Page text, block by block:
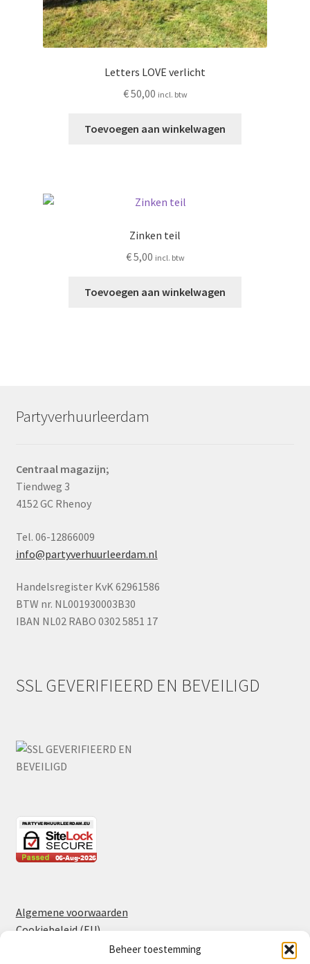
Beheer toestemming
Letters LOVE verlicht
€50,00 incl. btw
Toevoegen aan winkelwagen
Zinken teil
€5,00 incl. btw
Toevoegen aan winkelwagen
Partyverhuurleerdam
Centraal magazijn;
Tiendweg 3
4152 GC Rhenoy
Tel. 06-12866009
info@partyverhuurleerdam.nl
Handelsregister KvK 62961586
BTW nr. NL001930003B30
IBAN NL02 RABO 0302 5851 17
SSL GEVERIFIEERD EN BEVEILIGD
Algemene voorwaarden
Cookiebeleid (EU)